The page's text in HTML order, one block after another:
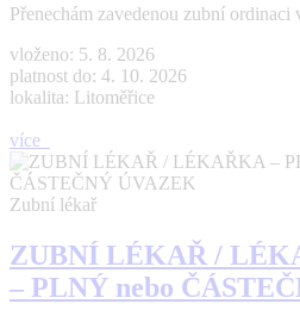
Přenechám zavedenou zubní
vloženo: 5. 8. 2026
platnost do: 4. 10. 2026
lokalita: Litoměřice
více
Zubní lékař
ZUBNÍ LÉKAŘ /
– PLNÝ nebo